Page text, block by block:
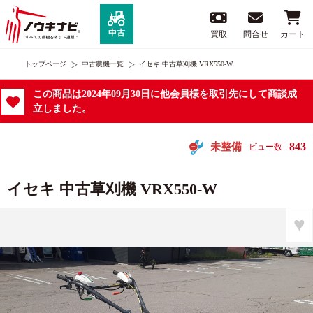
中古 買取 問合せ カート
トップページ 中古農機一覧 イセキ 中古草刈機 VRX550-W
この商品は2024年09月30日に他会員様を取引先にして商談成
立しました。
未整備 ビュー数 843
イセキ 中古草刈機 VRX550-W
♥